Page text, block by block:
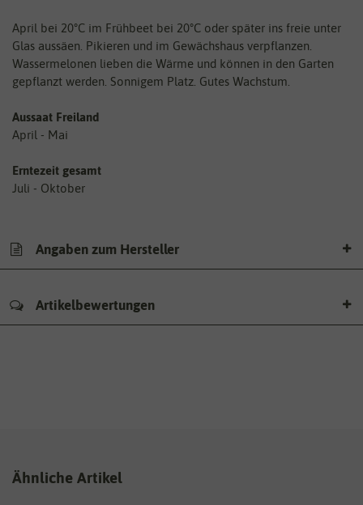
April bei 20°C im Frühbeet bei 20°C oder später ins freie unter
Glas aussäen. Pikieren und im Gewächshaus verpflanzen.
Wassermelonen lieben die Wärme und können in den Garten
gepflanzt werden. Sonnigem Platz. Gutes Wachstum.
Aussaat Freiland
April - Mai
Erntezeit gesamt
Juli - Oktober
Angaben zum Hersteller
Artikelbewertungen
Ähnliche Artikel